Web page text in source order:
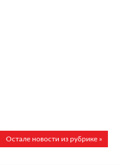
Остале новости из рубрике »